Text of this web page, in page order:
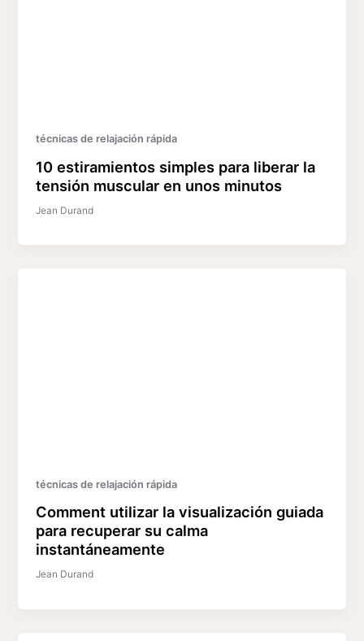
técnicas de relajación rápida
10 estiramientos simples para liberar la
tensión muscular en unos minutos
Jean Durand
técnicas de relajación rápida
Comment utilizar la visualización guiada
para recuperar su calma
instantáneamente
Jean Durand